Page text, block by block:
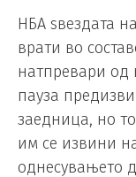
НБА ѕвездата
врати во
натпревари од
пауза
заедница, но
им се извини
однесувањето